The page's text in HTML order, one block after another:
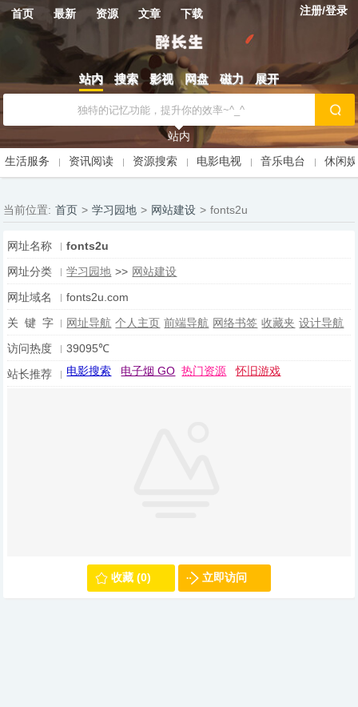
首页 最新 资源 文章 下载 注册/登录
站内 搜索 影视 网盘 磁力 展开
站内
生活服务
资讯阅读 资源搜索 电影电视 音乐电台 休闲
当前位置: 首页 > 学习园地 > 网站建设 > fonts2u
网址名称
fonts2u
网址分类
学习园地 >> 网站建设
网址域名
fonts2u.com
关 键 字
网址导航 个人主页 前端导航 网络书签 收藏夹 设计导航
访问热度
39095℃
站长推荐
电影搜索 电子烟 GO 热门资源 怀旧游戏
收藏 (0) 立即访问